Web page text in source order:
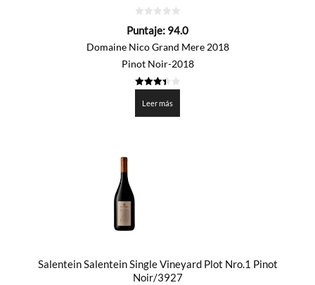
de
Puntaje: 94.0
Domaine Nico Grand Mere 2018
Pinot Noir-2018
de 5
Leer más
Salentein Salentein Single Vineyard Plot Nro.1 Pinot
Noir/3927